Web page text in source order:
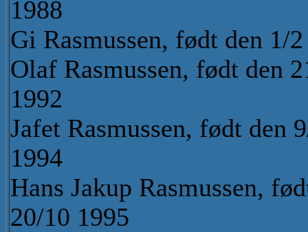
1988
Gi Rasmussen, født den 1/
Olaf Rasmussen, født den
1992
Jafet Rasmussen, født den
1994
Hans Jakup Rasmussen,
20/10 1995